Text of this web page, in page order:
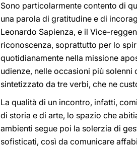
Sono particolarmente contento di
una parola di gratitudine e di
Leonardo Sapienza, e il Vice-
riconoscenza, soprattutto per lo
quotidianamente nella missione
udienze, nelle occasioni più
sintetizzato da tre verbi, che ne
La qualità di un incontro, infatti,
di storia e di arte, lo spazio che
ambienti segue poi la solerzia di
sofisticati, così da comunicare